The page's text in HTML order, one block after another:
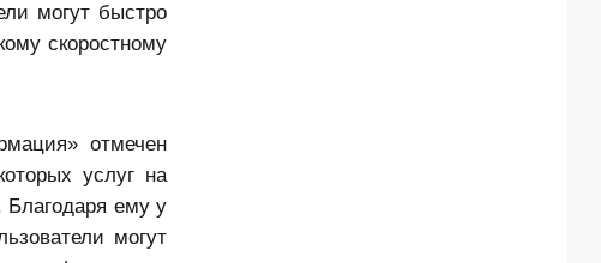
могут быстро
скоростному
отмечен
услуг на
Благодаря ему у
могут